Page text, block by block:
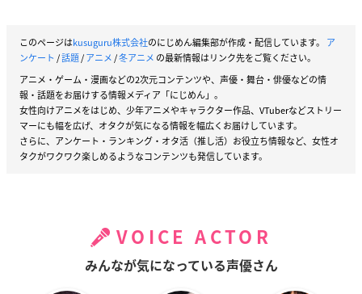
このページはkusuguru株式会社のにじめん編集部が作成・配信しています。 ア
ンケート /話題/アニメ/冬アニメ の最新情報はリンク先をご覧ください。
アニメ・ゲーム・漫画などの2次元コンテンツや、声優・舞台・俳優などの情
報・話題をお届けする情報メディア「にじめん」。
女性向けアニメをはじめ、少年アニメやキャラクター作品、VTuberなどストリー
マーにも幅を広げ、オタクが気になる情報を幅広くお届けしています。
さらに、アンケート・ランキング・オタ活（推し活）お役立ち情報など、女性オ
タクがワクワク楽しめるようなコンテンツも発信しています。
VOICE ACTOR
みんなが気になっている声優さん